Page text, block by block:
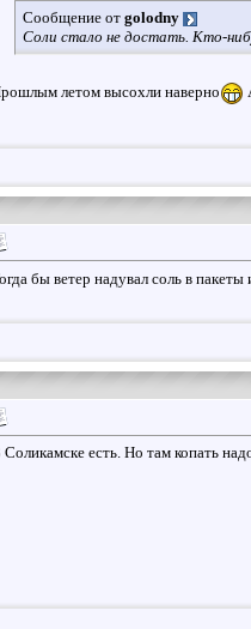
Сообщение от golodny
Соли стало не достать. Кто-
летом высохли наверно
бы ветер надувал соль в
есть. Но там копать